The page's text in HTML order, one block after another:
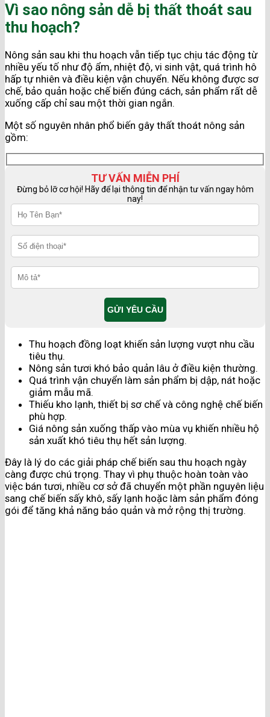
Vì sao nông sản dễ bị thất thoát sau
thu hoạch?
Nông sản sau khi thu hoạch vẫn tiếp tục chịu tác động từ
nhiều yếu tố như độ ẩm, nhiệt độ, vi sinh vật, quá trình hô
hấp tự nhiên và điều kiện vận chuyển. Nếu không được sơ
chế, bảo quản hoặc chế biến đúng cách, sản phẩm rất dễ
xuống cấp chỉ sau một thời gian ngắn.
Một số nguyên nhân phổ biến gây thất thoát nông sản
gồm:
TƯ VẤN MIỄN PHÍ
Đừng bỏ lỡ cơ hội! Hãy để lại thông tin để nhận tư vấn ngay hôm
nay!
Thu hoạch đồng loạt khiến sản lượng vượt nhu cầu
tiêu thụ.
Nông sản tươi khó bảo quản lâu ở điều kiện thường.
Quá trình vận chuyển làm sản phẩm bị dập, nát hoặc
giảm mẫu mã.
Thiếu kho lạnh, thiết bị sơ chế và công nghệ chế biến
phù hợp.
Giá nông sản xuống thấp vào mùa vụ khiến nhiều hộ
sản xuất khó tiêu thụ hết sản lượng.
Đây là lý do các giải pháp chế biến sau thu hoạch ngày
càng được chú trọng. Thay vì phụ thuộc hoàn toàn vào
việc bán tươi, nhiều cơ sở đã chuyển một phần nguyên liệu
sang chế biến sấy khô, sấy lạnh hoặc làm sản phẩm đóng
gói để tăng khả năng bảo quản và mở rộng thị trường.